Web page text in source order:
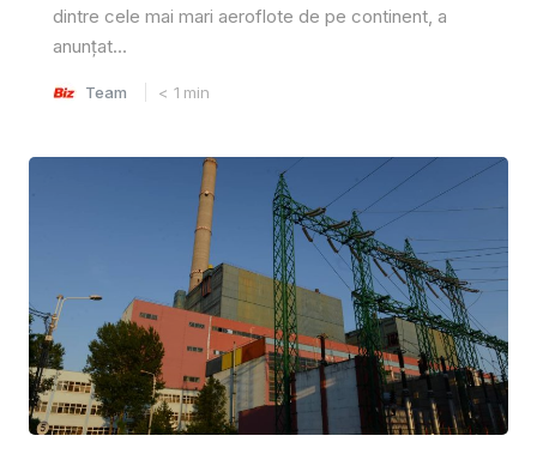
dintre cele mai mari aeroflote de pe continent, a
anunțat...
Team < 1 min